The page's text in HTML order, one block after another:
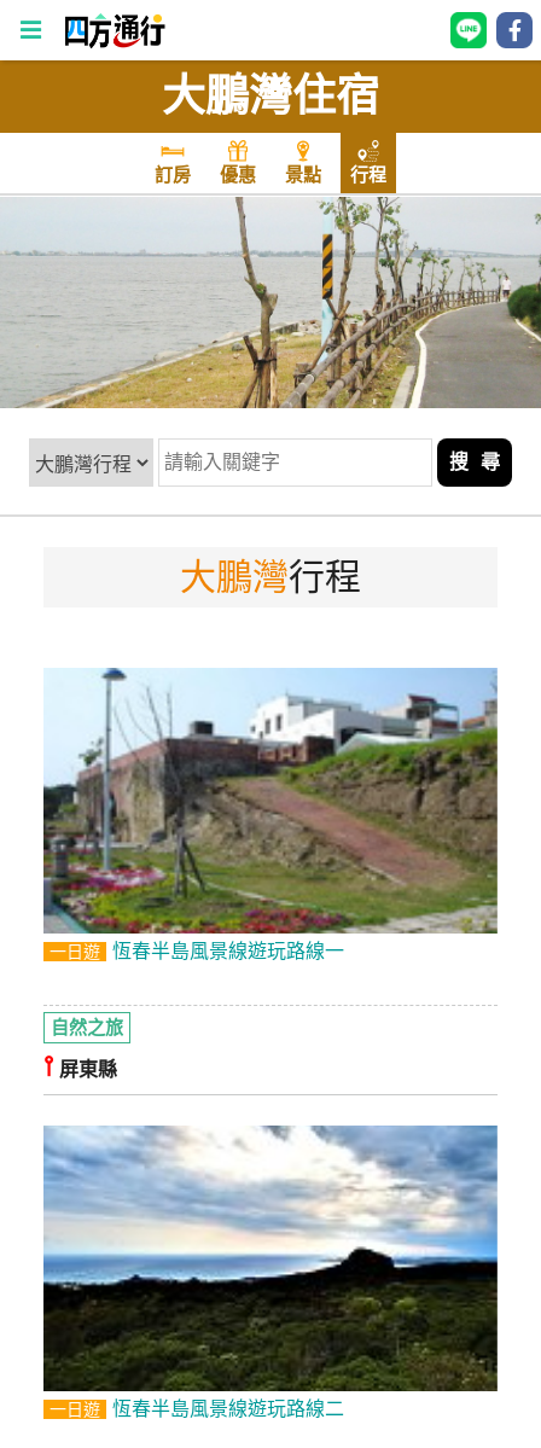
行
房
台
灣
訂
租
車
網
紅
帶
樂
地
顧
客
服
務
顧
客
大鵬灣住宿
訂房 優惠 景點 行程
搜 尋
大鵬灣行程
一日遊 恆春半島風景線遊玩路線一
自然之旅
⫯ 屏東縣
一日遊 恆春半島風景線遊玩路線二